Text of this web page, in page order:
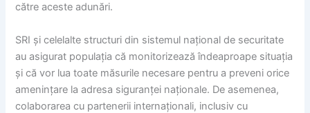
către aceste adunări.
SRI și celelalte structuri din sistemul național de securitate
au asigurat populația că monitorizează îndeaproape situația
și că vor lua toate măsurile necesare pentru a preveni orice
amenințare la adresa siguranței naționale. De asemenea,
colaborarea cu partenerii internaționali, inclusiv cu